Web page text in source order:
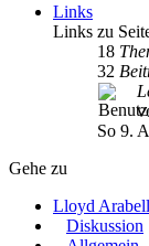
Links
Links zu
18
32
So 9.
Gehe zu
Lloyd
Diskussion